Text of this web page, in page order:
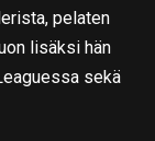
pelaten
lisäksi hän
sekä